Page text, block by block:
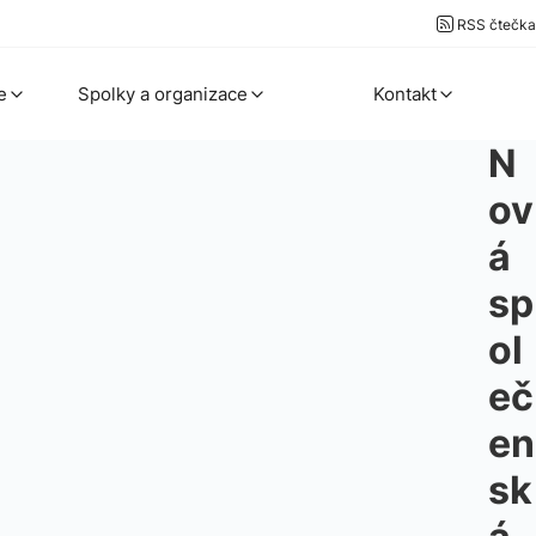
RSS čtečka
Spolky a organizace Kontakt
N
ov
á
sp
ol
eč
en
sk